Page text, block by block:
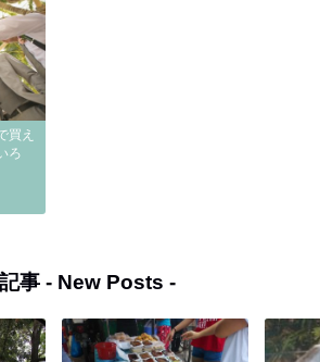
買え
ろ
事 - New Posts -